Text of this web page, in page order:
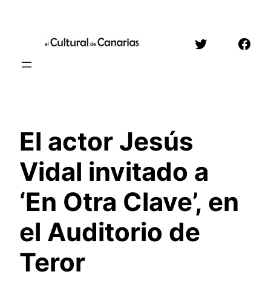
contenido
Twitter
El actor Jesús
Vidal invitado a
‘En Otra Clave’, en
el Auditorio de
Teror